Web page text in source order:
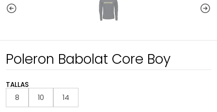
Poleron Babolat Core Boy
TALLAS
8 10 14